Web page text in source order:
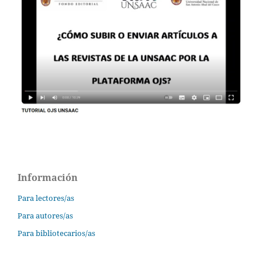
Información
Para lectores/as
Para autores/as
Para bibliotecarios/as